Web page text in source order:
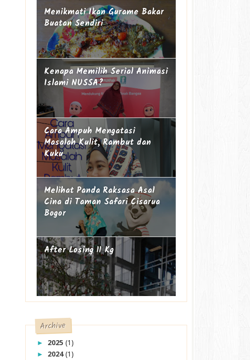
Menikmati Ikan Gurame Bakar
Buatan Sendiri
Kenapa Memilih Serial Animasi
Islami NUSSA?
Cara Ampuh Mengatasi
Masalah Kulit, Rambut dan
Kuku
Melihat Panda Raksasa Asal
Cina di Taman Safari Cisarua
Bogor
After Losing 11 Kg
Archive
► 2025(1)
► 2024(1)